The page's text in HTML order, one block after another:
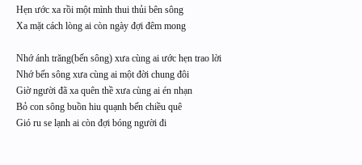
Hẹn ước xa rồi một mình thui thủi bên sông
Xa mặt cách lòng ai còn ngày đợi đêm mong
Nhớ ánh trăng(bến sông) xưa cùng ai ước hẹn trao lời
Nhớ bến sông xưa cùng ai một đời chung đôi
Giờ người đã xa quên thề xưa cùng ai én nhạn
Bỏ con sông buồn hiu quạnh bến chiều quê
Gió ru se lạnh ai còn đợi bóng người đi